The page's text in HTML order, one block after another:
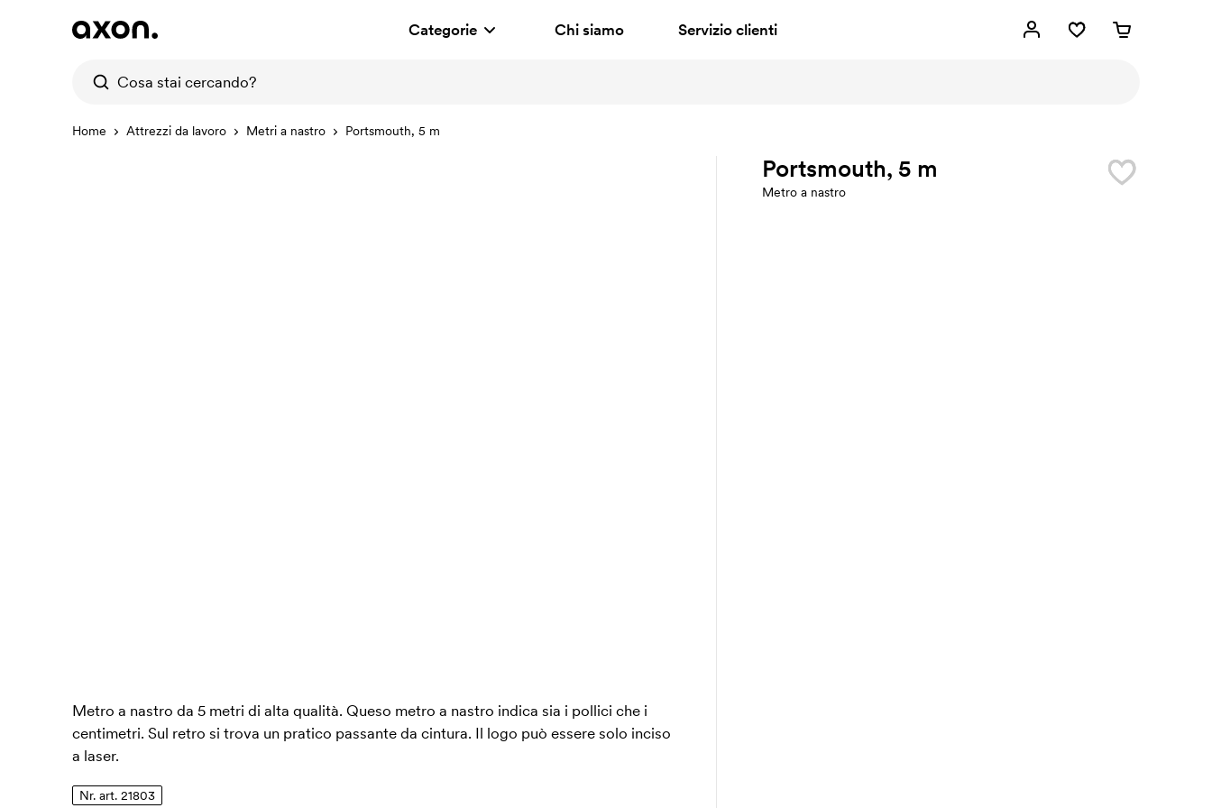
Categorie Chi siamo Servizio clienti
Home Attrezzi da lavoro Metri a nastro Portsmouth, 5 m
Portsmouth, 5 m
Metro a nastro
Metro a nastro da 5 metri di alta qualità. Queso metro a nastro indica sia i pollici che i
centimetri. Sul retro si trova un pratico passante da cintura. Il logo può essere solo inciso
a laser.
Nr. art. 21803